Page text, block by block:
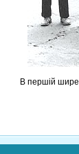
В першій